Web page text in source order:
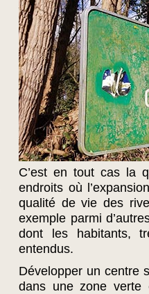
C’est en tout cas la
endroits où
qualité de vie des
exemple parmi
dont les habitants,
entendus.
Développer un centre
dans une zone verte